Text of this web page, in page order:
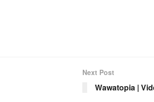
Next Post
Wawatopia |